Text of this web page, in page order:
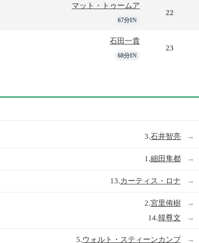
マット・トゥームア
67分IN
22
石田一貴
68分IN
23
3.石井智亮 →
1.細田隼都 →
13.カーティス・ロナ →
2.宮里侑樹 →
14.韓尊文 →
5.ウォルト・スティーンカンプ →